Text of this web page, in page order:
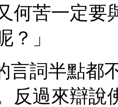
何苦一定要
？」
言詞半點都
反過來辯說